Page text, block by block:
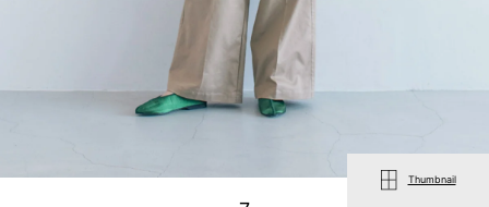
Thumbnail